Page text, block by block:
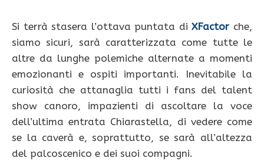
Si terrà stasera l’ottava puntata diXFactor che,
siamo sicuri, sarà caratterizzata come tutte le
altre da lunghe polemiche alternate a momenti
emozionanti e ospiti importanti. Inevitabile la
curiosità che attanaglia tutti i fans del talent
show canoro, impazienti di ascoltare la voce
dell’ultima entrata Chiarastella, di vedere come
se la caverà e, soprattutto, se sarà all’altezza
del palcoscenico e dei suoi compagni.